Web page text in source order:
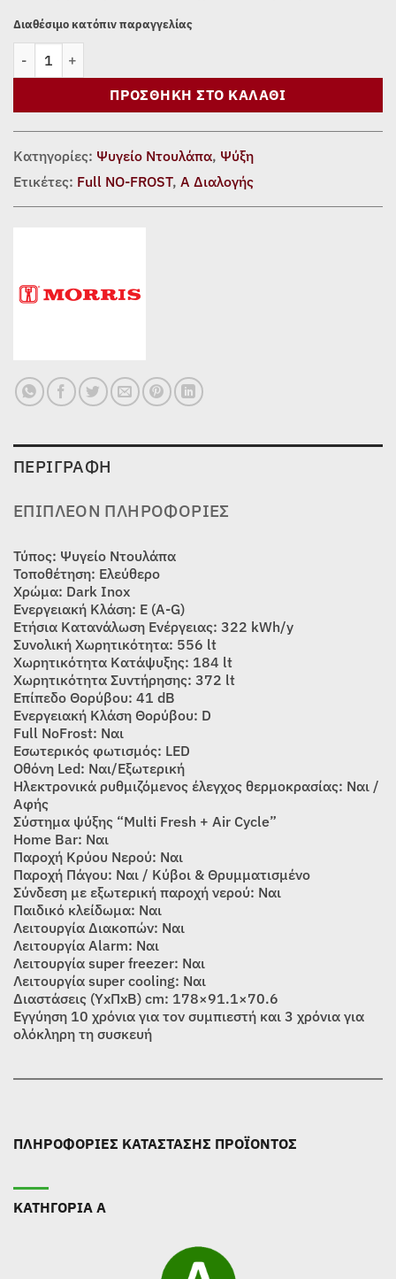
Διαθέσιμο κατόπιν παραγγελίας
ΨΥΓΕΙΟ ΝΤΟΥΛΑΠΑ MORRIS D74557ESN ποσότητα
ΠΡΟΣΘΉΚΗ ΣΤΟ ΚΑΛΆΘΙ
Κατηγορίες: Ψυγείο Ντουλάπα, Ψύξη
Ετικέτες: Full NO-FROST, Α Διαλογής
ΠΕΡΙΓΡΑΦΉ
ΕΠΙΠΛΈΟΝ ΠΛΗΡΟΦΟΡΊΕΣ
Τύπος: Ψυγείο Ντουλάπα
Τοποθέτηση: Ελεύθερο
Χρώμα: Dark Inox
Ενεργειακή Κλάση: E (A-G)
Ετήσια Κατανάλωση Ενέργειας: 322 kWh/y
Συνολική Χωρητικότητα: 556 lt
Xωρητικότητα Κατάψυξης: 184 lt
Χωρητικότητα Συντήρησης: 372 lt
Επίπεδο Θορύβου: 41 dB
Ενεργειακή Κλάση Θορύβου: D
Full NoFrost: Ναι
Εσωτερικός φωτισμός: LED
Οθόνη Led: Ναι/Εξωτερική
Ηλεκτρονικά ρυθμιζόμενος έλεγχος θερμοκρασίας: Ναι /
Αφής
Σύστημα ψύξης “Multi Fresh + Air Cycle”
Home Bar: Ναι
Παροχή Κρύου Νερού: Ναι
Παροχή Πάγου: Ναι / Κύβοι & Θρυμματισμένο
Σύνδεση με εξωτερική παροχή νερού: Ναι
Παιδικό κλείδωμα: Ναι
Λειτουργία Διακοπών: Ναι
Λειτουργία Alarm: Ναι
Λειτουργία super freezer: Ναι
Λειτουργία super cooling: Ναι
Διαστάσεις (ΥxΠxΒ) cm: 178×91.1×70.6
Εγγύηση 10 χρόνια για τον συμπιεστή και 3 χρόνια για
ολόκληρη τη συσκευή
ΠΛΗΡΟΦΟΡΙΕΣ ΚΑΤΑΣΤΑΣΗΣ ΠΡΟΪΟΝΤΟΣ
ΚΑΤΗΓΟΡΙΑ Α